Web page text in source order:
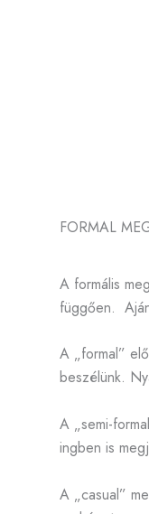
FORMAL
A formális
függően.
A „formal”
beszélünk.
A „semi-
ingben is
A „casual”